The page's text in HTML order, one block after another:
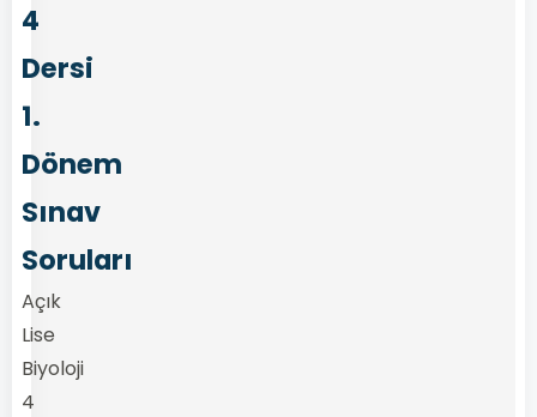
4
Dersi
1.
Dönem
Sınav
Soruları
Açık
Lise
Biyoloji
4